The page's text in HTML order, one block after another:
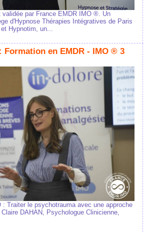
validée par France EMDR IMO ®. Un
d'Hypnose Thérapies Intégratives de Paris
Hypnotim, un...
Formation en EMDR - IMO ® 3
: Traiter le psychotrauma avec une approche
DAHAN, Psychologue Clinicienne,